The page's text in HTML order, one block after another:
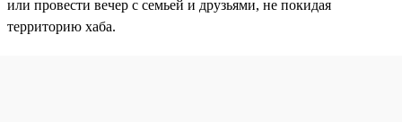
или провести вечер с семьей и друзьями, не покидая
территорию хаба.